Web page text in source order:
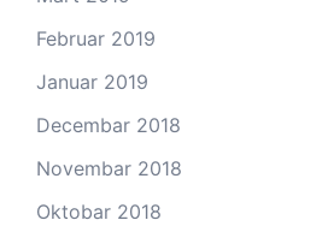
Februar 2019
Januar 2019
Decembar 2018
Novembar 2018
Oktobar 2018